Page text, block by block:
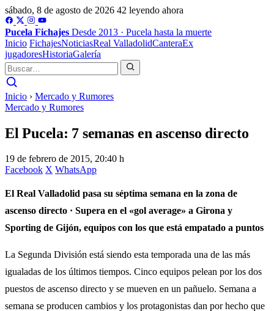
sábado, 8 de agosto de 2026 42 leyendo ahora
Pucela Fichajes Desde 2013 · Pucela hasta la muerte
Inicio FichajesNoticiasReal ValladolidCanteraEx
jugadoresHistoriaGalería
Inicio › Mercado y Rumores
Mercado y Rumores
El Pucela: 7 semanas en ascenso directo
19 de febrero de 2015, 20:40 h
Facebook X WhatsApp
El Real Valladolid pasa su séptima semana en la zona de
ascenso directo · Supera en el «gol average» a Girona y
Sporting de Gijón, equipos con los que está empatado a puntos
La Segunda División está siendo esta temporada una de las más
igualadas de los últimos tiempos. Cinco equipos pelean por los dos
puestos de ascenso directo y se mueven en un pañuelo. Semana a
semana se producen cambios y los protagonistas dan por hecho que